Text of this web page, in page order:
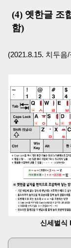
(4) 옛한글 조
함)
(2021.8.15. 치두
신세벌식